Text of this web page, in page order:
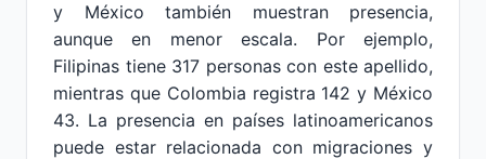
y México también muestran presencia,
aunque en menor escala. Por ejemplo,
Filipinas tiene 317 personas con este apellido,
mientras que Colombia registra 142 y México
43. La presencia en países latinoamericanos
puede estar relacionada con migraciones y